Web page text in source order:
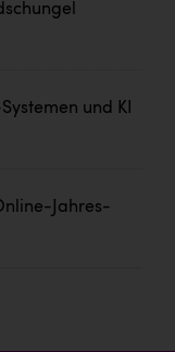
und KI
Jahres-